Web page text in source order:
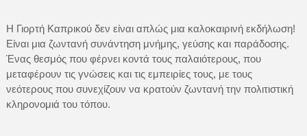
Η Γιορτή Καπρικού δεν είναι απλώς μια καλοκαιρινή εκδήλωση!
Είναι μια ζωντανή συνάντηση μνήμης, γεύσης και παράδοσης.
Ένας θεσμός που φέρνει κοντά τους παλαιότερους, που
μεταφέρουν τις γνώσεις και τις εμπειρίες τους, με τους
νεότερους που συνεχίζουν να κρατούν ζωντανή την πολιτιστική
κληρονομιά του τόπου.